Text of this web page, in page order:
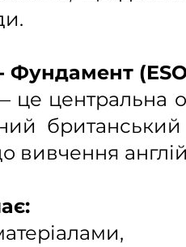
Фундамент
це центральна
вивчення